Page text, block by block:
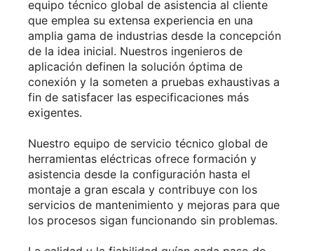
equipo técnico global de asistencia al cliente
que emplea su extensa experiencia en una
amplia gama de industrias desde la concepción
de la idea inicial. Nuestros ingenieros de
aplicación definen la solución óptima de
conexión y la someten a pruebas exhaustivas a
fin de satisfacer las especificaciones más
exigentes.
Nuestro equipo de servicio técnico global de
herramientas eléctricas ofrece formación y
asistencia desde la configuración hasta el
montaje a gran escala y contribuye con los
servicios de mantenimiento y mejoras para que
los procesos sigan funcionando sin problemas.